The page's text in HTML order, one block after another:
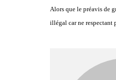
Alors que le préavis de
illégal car ne respectant